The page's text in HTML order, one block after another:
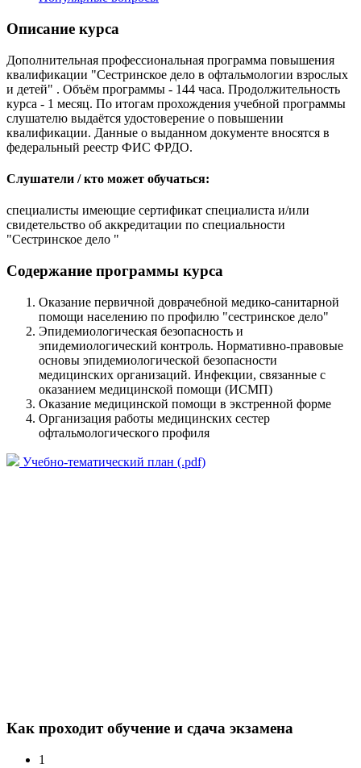
Описание курса
Дополнительная профессиональная программа повышения
квалификации "Сестринское дело в офтальмологии взрослых
и детей" . Объём программы - 144 часа. Продолжительность
курса - 1 месяц. По итогам прохождения учебной программы
слушателю выдаётся удостоверение о повышении
квалификации. Данные о выданном документе вносятся в
федеральный реестр ФИС ФРДО.
Слушатели / кто может обучаться:
специалисты имеющие сертификат специалиста и/или
свидетельство об аккредитации по специальности
"Сестринское дело "
Содержание программы курса
Оказание первичной доврачебной медико-санитарной
помощи населению по профилю "сестринское дело"
Эпидемиологическая безопасность и
эпидемиологический контроль. Нормативно-правовые
основы эпидемиологической безопасности
медицинских организаций. Инфекции, связанные с
оказанием медицинской помощи (ИСМП)
Оказание медицинской помощи в экстренной форме
Организация работы медицинских сестер
офтальмологического профиля
Учебно-тематический план (.pdf)
Как проходит обучение и сдача экзамена
1